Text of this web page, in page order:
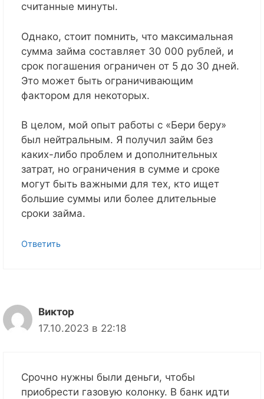
считанные минуты.
Однако, стоит помнить, что максимальная
сумма займа составляет 30 000 рублей, и
срок погашения ограничен от 5 до 30 дней.
Это может быть ограничивающим
фактором для некоторых.
В целом, мой опыт работы с «Бери беру»
был нейтральным. Я получил займ без
каких-либо проблем и дополнительных
затрат, но ограничения в сумме и сроке
могут быть важными для тех, кто ищет
большие суммы или более длительные
сроки займа.
Ответить
Виктор
17.10.2023 в 22:18
Срочно нужны были деньги, чтобы
приобрести газовую колонку. В банк идти